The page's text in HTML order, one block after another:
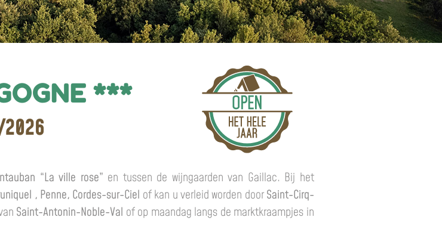
***
2026
“La ville rose” en tussen de wijngaarden van Gaillac. Bij het
, Penne, Cordes-sur-Ciel of kan u verleid worden doorSaint-Cirq-
Saint-Antonin-Noble-Val of op maandag langs de marktkraampjes in